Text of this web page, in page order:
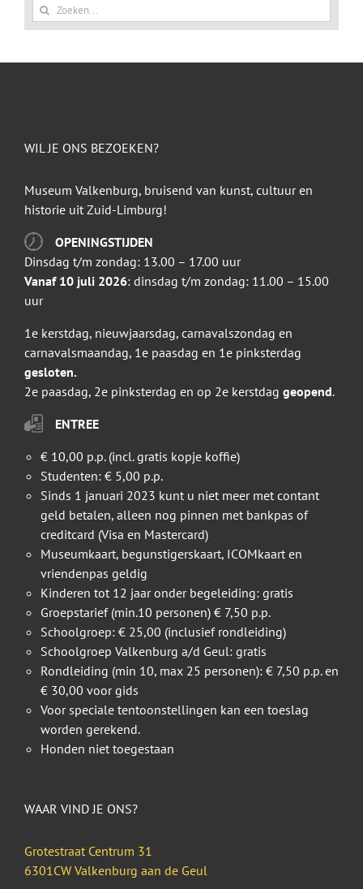
Zoeken
naar:
WIL JE ONS BEZOEKEN?
Museum Valkenburg, bruisend van kunst, cultuur en
historie uit Zuid-Limburg!
OPENINGSTIJDEN
Dinsdag t/m zondag: 13.00 – 17.00 uur
Vanaf 10 juli 2026: dinsdag t/m zondag: 11.00 – 15.00
uur
1e kerstdag, nieuwjaarsdag, carnavalszondag en
carnavalsmaandag, 1e paasdag en 1e pinksterdag
gesloten.
2e paasdag, 2e pinksterdag en op 2e kerstdag geopend.
ENTREE
€ 10,00 p.p. (incl. gratis kopje koffie)
Studenten: € 5,00 p.p.
Sinds 1 januari 2023 kunt u niet meer met contant
geld betalen, alleen nog pinnen met bankpas of
creditcard (Visa en Mastercard)
Museumkaart, begunstigerskaart, ICOMkaart en
vriendenpas geldig
Kinderen tot 12 jaar onder begeleiding: gratis
Groepstarief (min.10 personen) € 7,50 p.p.
Schoolgroep: € 25,00 (inclusief rondleiding)
Schoolgroep Valkenburg a/d Geul: gratis
Rondleiding (min 10, max 25 personen): € 7,50 p.p. en
€ 30,00 voor gids
Voor speciale tentoonstellingen kan een toeslag
worden gerekend.
Honden niet toegestaan
WAAR VIND JE ONS?
Grotestraat Centrum 31
6301CW Valkenburg aan de Geul